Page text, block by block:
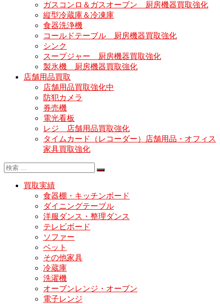
ガスコンロ＆ガスオーブン 厨房機器買取強化
縦型冷蔵庫＆冷凍庫
食器洗浄機
コールドテーブル 厨房機器買取強化
シンク
スープジャー 厨房機器買取強化
製氷機 厨房機器買取強化
店舗用品買取
店舗用品買取強化中
防犯カメラ
券売機
電光看板
レジ 店舗用品買取強化
タイムカード（レコーダー）店舗用品・オフィス
家具買取強化
買取実績
食器棚・キッチンボード
ダイニングテーブル
洋服ダンス・整理ダンス
テレビボード
ソファー
ベット
その他家具
冷蔵庫
洗濯機
オーブンレンジ・オーブン
電子レンジ